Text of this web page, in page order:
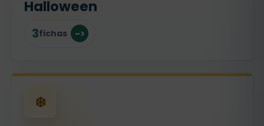
Halloween
3fichas
❄️